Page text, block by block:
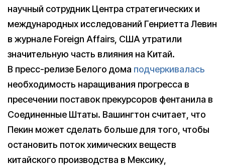
научный сотрудник Центра стратегических и
международных исследований Генриетта Левин
в журнале Foreign Affairs, США утратили
значительную часть влияния на Китай.
В пресс-релизе Белого дома подчеркивалась
необходимость наращивания прогресса в
пресечении поставок прекурсоров фентанила в
Соединенные Штаты. Вашингтон считает, что
Пекин может сделать больше для того, чтобы
остановить поток химических веществ
китайского производства в Мексику,